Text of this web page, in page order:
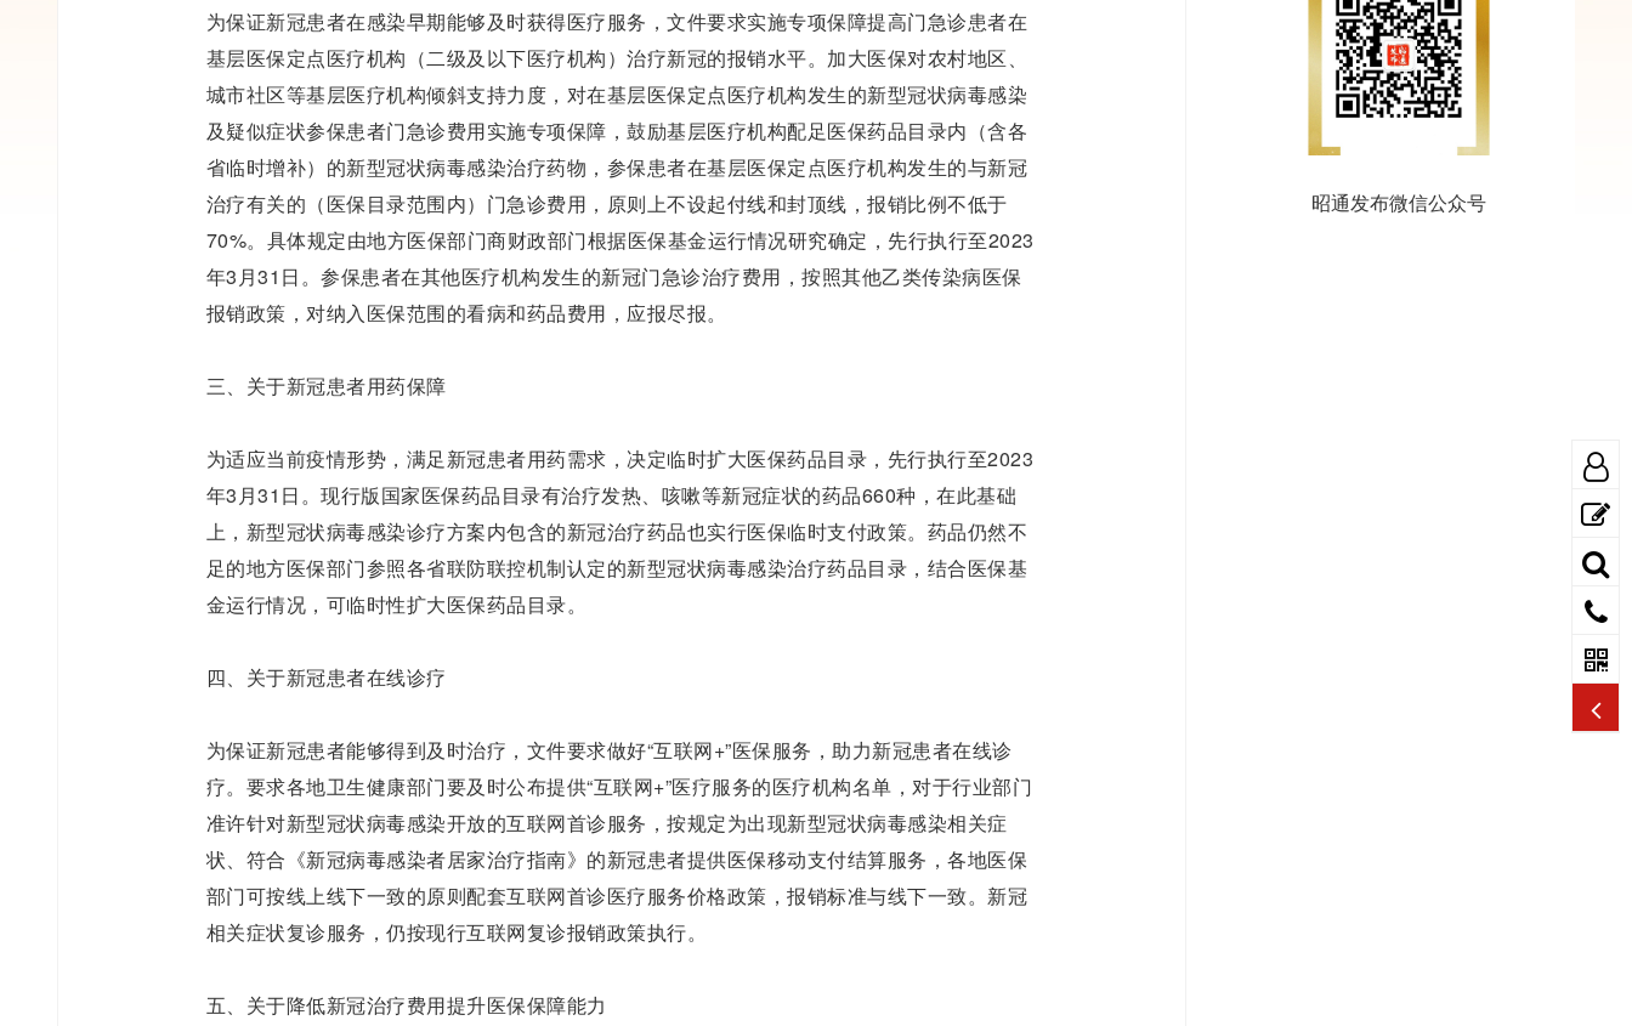
为保证新冠患者在感染早期能够及时获得医疗服务，文件要求实施专项保障提高门急诊患者在
基层医保定点医疗机构（二级及以下医疗机构）治疗新冠的报销水平。加大医保对农村地区、
城市社区等基层医疗机构倾斜支持力度，对在基层医保定点医疗机构发生的新型冠状病毒感染
及疑似症状参保患者门急诊费用实施专项保障，鼓励基层医疗机构配足医保药品目录内（含各
省临时增补）的新型冠状病毒感染治疗药物，参保患者在基层医保定点医疗机构发生的与新冠
治疗有关的（医保目录范围内）门急诊费用，原则上不设起付线和封顶线，报销比例不低于
70%。具体规定由地方医保部门商财政部门根据医保基金运行情况研究确定，先行执行至2023
年3月31日。参保患者在其他医疗机构发生的新冠门急诊治疗费用，按照其他乙类传染病医保
报销政策，对纳入医保范围的看病和药品费用，应报尽报。
三、关于新冠患者用药保障
为适应当前疫情形势，满足新冠患者用药需求，决定临时扩大医保药品目录，先行执行至2023
年3月31日。现行版国家医保药品目录有治疗发热、咳嗽等新冠症状的药品660种，在此基础
上，新型冠状病毒感染诊疗方案内包含的新冠治疗药品也实行医保临时支付政策。药品仍然不
足的地方医保部门参照各省联防联控机制认定的新型冠状病毒感染治疗药品目录，结合医保基
金运行情况，可临时性扩大医保药品目录。
四、关于新冠患者在线诊疗
为保证新冠患者能够得到及时治疗，文件要求做好“互联网+”医保服务，助力新冠患者在线诊
疗。要求各地卫生健康部门要及时公布提供“互联网+”医疗服务的医疗机构名单，对于行业部门
准许针对新型冠状病毒感染开放的互联网首诊服务，按规定为出现新型冠状病毒感染相关症
状、符合《新冠病毒感染者居家治疗指南》的新冠患者提供医保移动支付结算服务，各地医保
部门可按线上线下一致的原则配套互联网首诊医疗服务价格政策，报销标准与线下一致。新冠
相关症状复诊服务，仍按现行互联网复诊报销政策执行。
五、关于降低新冠治疗费用提升医保保障能力
昭通发布微信公众号